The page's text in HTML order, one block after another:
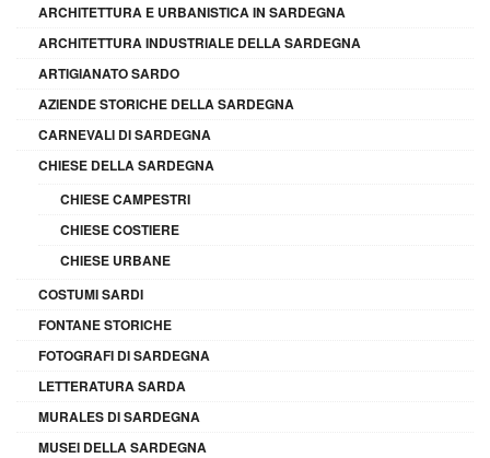
ARCHITETTURA E URBANISTICA IN SARDEGNA
ARCHITETTURA INDUSTRIALE DELLA SARDEGNA
ARTIGIANATO SARDO
AZIENDE STORICHE DELLA SARDEGNA
CARNEVALI DI SARDEGNA
CHIESE DELLA SARDEGNA
CHIESE CAMPESTRI
CHIESE COSTIERE
CHIESE URBANE
COSTUMI SARDI
FONTANE STORICHE
FOTOGRAFI DI SARDEGNA
LETTERATURA SARDA
MURALES DI SARDEGNA
MUSEI DELLA SARDEGNA